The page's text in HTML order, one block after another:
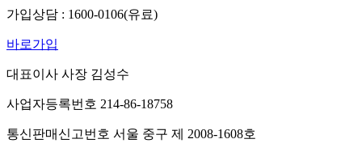
가입상담 : 1600-0106(유료)
바로가입
대표이사 사장 김성수
사업자등록번호 214-86-18758
통신판매신고번호 서울 중구 제 2008-1608호